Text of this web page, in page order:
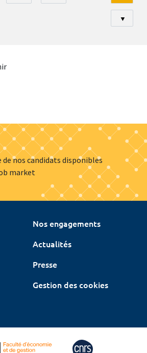
▼
nos candidats disponibles
market
Nos engagements
Actualités
Presse
Gestion des cookies